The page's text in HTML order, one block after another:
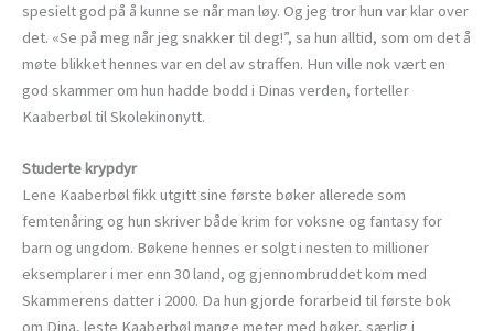
spesielt god på å kunne se når man løy. Og jeg tror hun var klar over
det. «Se på meg når jeg snakker til deg!”, sa hun alltid, som om det å
møte blikket hennes var en del av straffen. Hun ville nok vært en
god skammer om hun hadde bodd i Dinas verden, forteller
Kaaberbøl til Skolekinonytt.
Studerte krypdyr
Lene Kaaberbøl fikk utgitt sine første bøker allerede som
femtenåring og hun skriver både krim for voksne og fantasy for
barn og ungdom. Bøkene hennes er solgt i nesten to millioner
eksemplarer i mer enn 30 land, og gjennombruddet kom med
Skammerens datter i 2000. Da hun gjorde forarbeid til første bok
om Dina, leste Kaaberbøl mange meter med bøker, særlig i